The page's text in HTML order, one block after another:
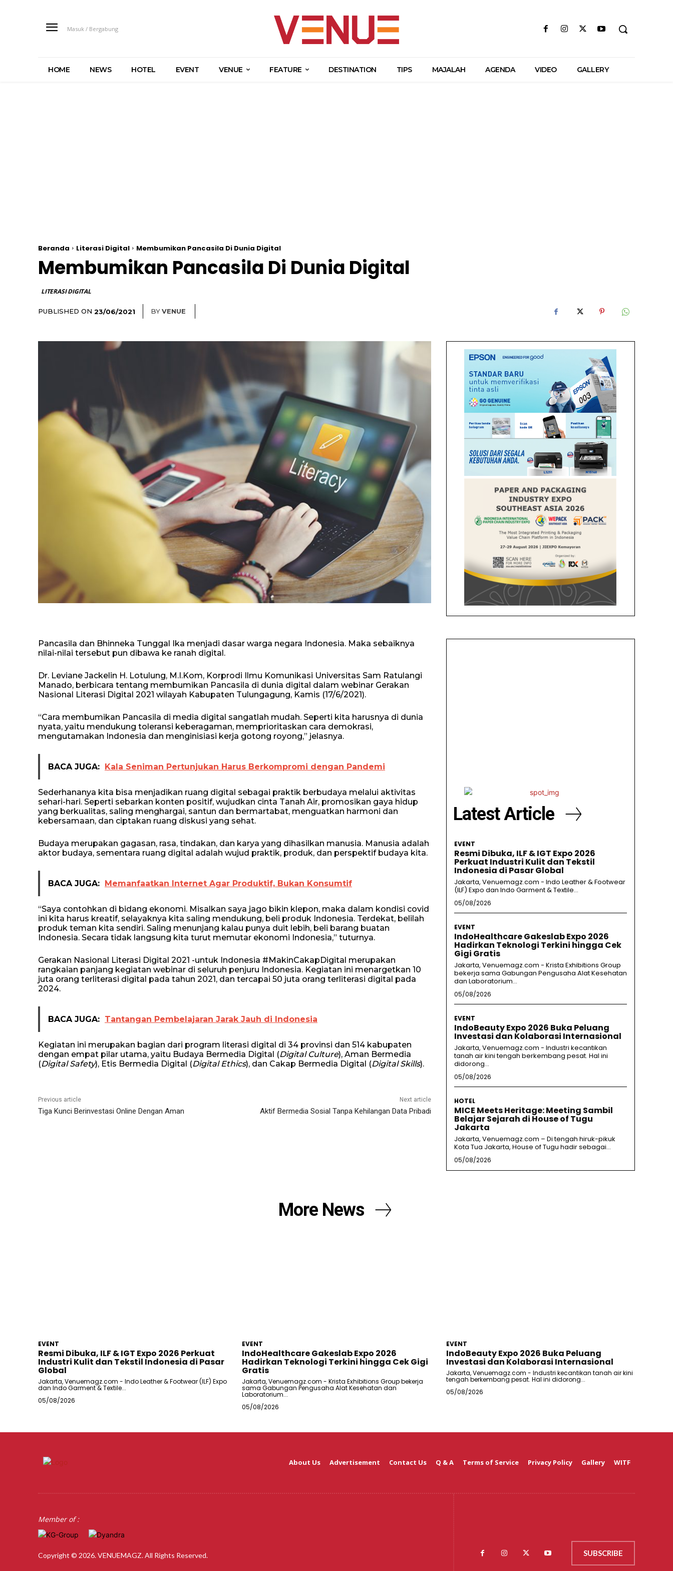
Masuk / Bergabung
HOME NEWS HOTEL EVENT VENUE FEATURE DESTINATION TIPS MAJALAH AGENDA VIDEO GALLERY
Beranda Literasi Digital Membumikan Pancasila Di Dunia Digital
Membumikan Pancasila Di Dunia Digital
LITERASI DIGITAL
PUBLISHED ON 23/06/2021 BYVENUE
Pancasila dan Bhinneka Tunggal Ika menjadi dasar warga negara Indonesia. Maka sebaiknya
nilai-nilai tersebut pun dibawa ke ranah digital.
Dr. Leviane Jackelin H. Lotulung, M.I.Kom, Korprodi Ilmu Komunikasi Universitas Sam Ratulangi
Manado, berbicara tentang membumikan Pancasila di dunia digital dalam webinar Gerakan
Nasional Literasi Digital 2021 wilayah Kabupaten Tulungagung, Kamis (17/6/2021).
“Cara membumikan Pancasila di media digital sangatlah mudah. Seperti kita harusnya di dunia
nyata, yaitu mendukung toleransi keberagaman, memprioritaskan cara demokrasi,
mengutamakan Indonesia dan menginisiasi kerja gotong royong,” jelasnya.
BACA JUGA: Kala Seniman Pertunjukan Harus Berkompromi dengan Pandemi
Sederhananya kita bisa menjadikan ruang digital sebagai praktik berbudaya melalui aktivitas
sehari-hari. Seperti sebarkan konten positif, wujudkan cinta Tanah Air, promosikan gaya hidup
yang berkualitas, saling menghargai, santun dan bermartabat, menguatkan harmoni dan
kebersamaan, dan ciptakan ruang diskusi yang sehat.
Budaya merupakan gagasan, rasa, tindakan, dan karya yang dihasilkan manusia. Manusia adalah
aktor budaya, sementara ruang digital adalah wujud praktik, produk, dan perspektif budaya kita.
BACA JUGA: Memanfaatkan Internet Agar Produktif, Bukan Konsumtif
“Saya contohkan di bidang ekonomi. Misalkan saya jago bikin klepon, maka dalam kondisi covid
ini kita harus kreatif, selayaknya kita saling mendukung, beli produk Indonesia. Terdekat, belilah
produk teman kita sendiri. Saling menunjang kalau punya duit lebih, beli barang buatan
Indonesia. Secara tidak langsung kita turut memutar ekonomi Indonesia,” tuturnya.
Gerakan Nasional Literasi Digital 2021 -untuk Indonesia #MakinCakapDigital merupakan
rangkaian panjang kegiatan webinar di seluruh penjuru Indonesia. Kegiatan ini menargetkan 10
juta orang terliterasi digital pada tahun 2021, dan tercapai 50 juta orang terliterasi digital pada
2024.
BACA JUGA: Tantangan Pembelajaran Jarak Jauh di Indonesia
Kegiatan ini merupakan bagian dari program literasi digital di 34 provinsi dan 514 kabupaten
dengan empat pilar utama, yaitu Budaya Bermedia Digital (Digital Culture), Aman Bermedia
(Digital Safety), Etis Bermedia Digital (Digital Ethics), dan Cakap Bermedia Digital (Digital Skills).
Previous article
Tiga Kunci Berinvestasi Online Dengan Aman
Next article
Aktif Bermedia Sosial Tanpa Kehilangan Data Pribadi
Latest Article
EVENT
Resmi Dibuka, ILF & IGT Expo 2026
Perkuat Industri Kulit dan Tekstil
Indonesia di Pasar Global
Jakarta, Venuemagz.com - Indo Leather & Footwear
(ILF) Expo dan Indo Garment & Textile...
05/08/2026
EVENT
IndoHealthcare Gakeslab Expo 2026
Hadirkan Teknologi Terkini hingga Cek
Gigi Gratis
Jakarta, Venuemagz.com - Krista Exhibitions Group
bekerja sama Gabungan Pengusaha Alat Kesehatan
dan Laboratorium...
05/08/2026
EVENT
IndoBeauty Expo 2026 Buka Peluang
Investasi dan Kolaborasi Internasional
Jakarta, Venuemagz.com - Industri kecantikan
tanah air kini tengah berkembang pesat. Hal ini
didorong...
05/08/2026
HOTEL
MICE Meets Heritage: Meeting Sambil
Belajar Sejarah di House of Tugu
Jakarta
Jakarta, Venuemagz.com – Di tengah hiruk-pikuk
Kota Tua Jakarta, House of Tugu hadir sebagai...
05/08/2026
More News
EVENT
Resmi Dibuka, ILF & IGT Expo 2026 Perkuat
Industri Kulit dan Tekstil Indonesia di Pasar
Global
Jakarta, Venuemagz.com - Indo Leather & Footwear (ILF) Expo
dan Indo Garment & Textile...
05/08/2026
EVENT
IndoHealthcare Gakeslab Expo 2026
Hadirkan Teknologi Terkini hingga Cek Gigi
Gratis
Jakarta, Venuemagz.com - Krista Exhibitions Group bekerja
sama Gabungan Pengusaha Alat Kesehatan dan
Laboratorium...
05/08/2026
EVENT
IndoBeauty Expo 2026 Buka Peluang
Investasi dan Kolaborasi Internasional
Jakarta, Venuemagz.com - Industri kecantikan tanah air kini
tengah berkembang pesat. Hal ini didorong...
05/08/2026
About Us Advertisement Contact Us Q & A Terms of Service Privacy Policy Gallery WITF
Member of :
Copyright © 2026. VENUEMAGZ. All Rights Reserved. SUBSCRIBE